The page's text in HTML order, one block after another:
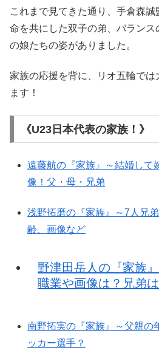
これまで見てきた通り、手倉森
命を共にした双子の弟、バラン
の娘たちの姿がありました。
家族の応援を背に、リオ五輪で
ます！
《U23日本代表の家族！》
遠藤航の『家族』～結婚して
像！父・母・兄弟
浅野拓磨の『家族』～7人兄
齢、画像など
野津田岳人の『家族
職業や画像は？兄弟
南野拓実の『家族』～父親の
ッカー選手？